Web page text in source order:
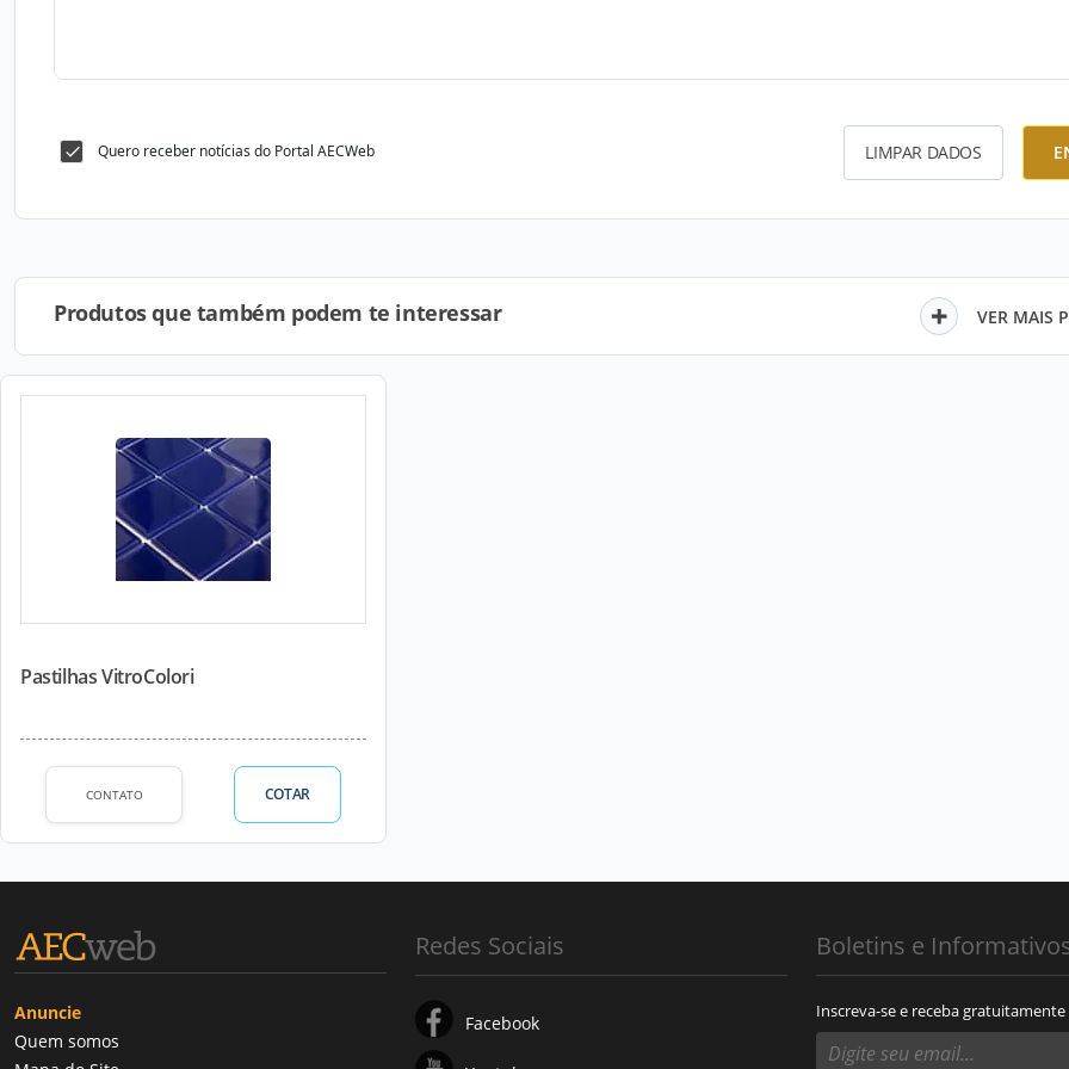
Quero receber notícias do Portal AECWeb LIMPAR DADOS
Produtos que também podem te interessar VER MAIS
Pastilhas VitroColori
CONTATO COTAR
Anuncie
Quem somos
Redes Sociais
Facebook
Boletins e
Inscreva-se e receba gratuitamente